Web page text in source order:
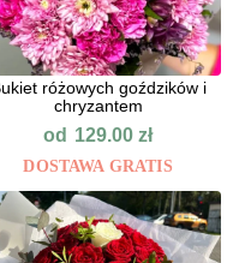
różowych goździków i
chryzantem
od 129.00zł
DOSTAWA GRATIS